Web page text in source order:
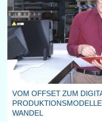
VOM OFFSET ZUM
WANDEL